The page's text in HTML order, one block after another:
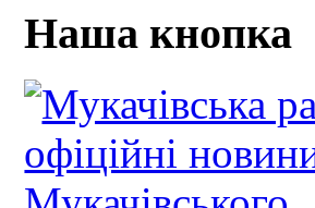
Наша кнопка